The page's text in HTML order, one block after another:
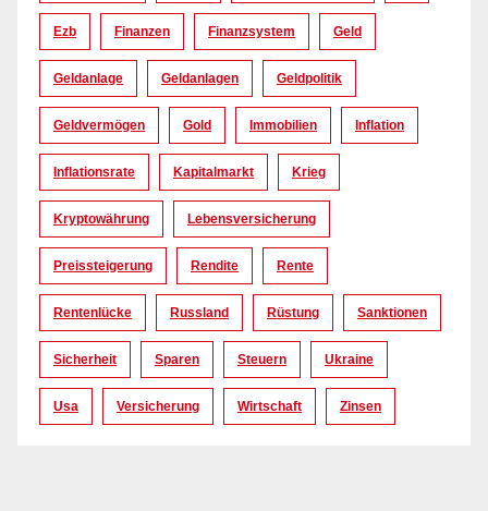
Ezb Finanzen Finanzsystem Geld
Geldanlage Geldanlagen Geldpolitik
Geldvermögen Gold Immobilien Inflation
Inflationsrate Kapitalmarkt Krieg
Kryptowährung Lebensversicherung
Preissteigerung Rendite Rente
Rentenlücke Russland Rüstung Sanktionen
Sicherheit Sparen Steuern Ukraine
Usa Versicherung Wirtschaft Zinsen